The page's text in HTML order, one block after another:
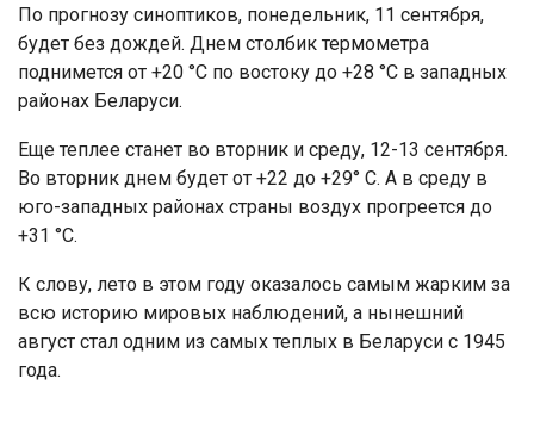
По прогнозу синоптиков, понедельник, 11 сентября,
будет без дождей. Днем столбик термометра
поднимется от +20 °С по востоку до +28 °С в западных
районах Беларуси.
Еще теплее станет во вторник и среду, 12-13 сентября.
Во вторник днем будет от +22 до +29° С. А в среду в
юго-западных районах страны воздух прогреется до
+31 °С.
К слову, лето в этом году оказалось самым жарким за
всю историю мировых наблюдений, а нынешний
август стал одним из самых теплых в Беларуси с 1945
года.